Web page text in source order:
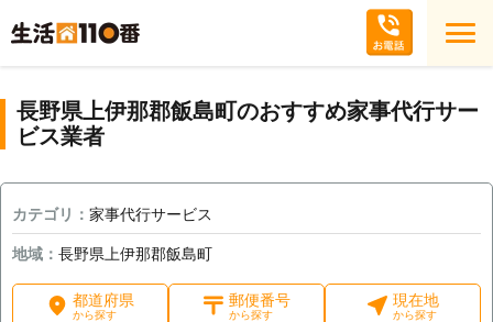
長野県上伊那郡飯島町のおすすめ家事代行サー
ビス業者
カテゴリ： 家事代行サービス
地域： 長野県上伊那郡飯島町
都道府県
から探す
郵便番号
から探す
現在地
から探す